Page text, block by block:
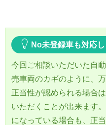
No未登録車も対応し
今回ご相談いただいた自
売車両のカギのように、
正当性が認められる場合
いただくことが出来ます
になっている場合も、正